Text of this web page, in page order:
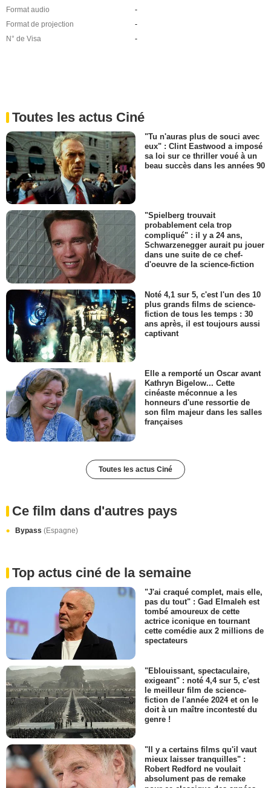
Format audio
-
Format de projection
-
N° de Visa
-
Toutes les actus Ciné
"Tu n'auras plus de souci avec
eux" : Clint Eastwood a imposé
sa loi sur ce thriller voué à un
beau succès dans les années 90
"Spielberg trouvait
probablement cela trop
compliqué" : il y a 24 ans,
Schwarzenegger aurait pu jouer
dans une suite de ce chef-
d'oeuvre de la science-fiction
Noté 4,1 sur 5, c'est l'un des 10
plus grands films de science-
fiction de tous les temps : 30
ans après, il est toujours aussi
captivant
Elle a remporté un Oscar avant
Kathryn Bigelow... Cette
cinéaste méconnue a les
honneurs d'une ressortie de
son film majeur dans les salles
françaises
Toutes les actus Ciné
Ce film dans d'autres pays
Bypass (Espagne)
Top actus ciné de la semaine
"J'ai craqué complet, mais elle,
pas du tout" : Gad Elmaleh est
tombé amoureux de cette
actrice iconique en tournant
cette comédie aux 2 millions de
spectateurs
"Eblouissant, spectaculaire,
exigeant" : noté 4,4 sur 5, c'est
le meilleur film de science-
fiction de l'année 2024 et on le
doit à un maître incontesté du
genre !
"Il y a certains films qu'il vaut
mieux laisser tranquilles" :
Robert Redford ne voulait
absolument pas de remake